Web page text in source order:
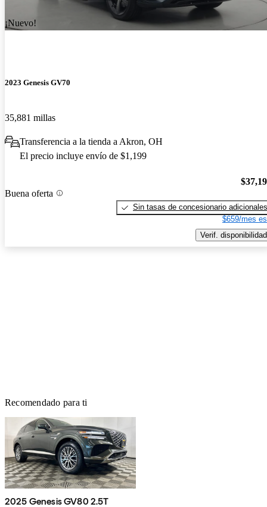
¡Nuevo!
2023 Genesis GV70
35,881 millas
Transferencia a la tienda a Akron, OH
El precio incluye envío de $1,199
Buena oferta
Sin tasas de concesionario adicionales
$659/mes
Verif. disponibilidad
Recomendado para ti
2025 Genesis GV80 2.5T